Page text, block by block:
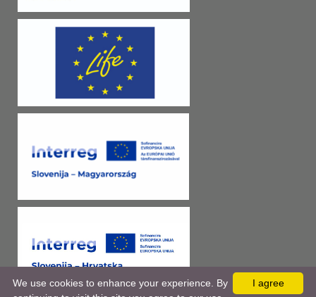
I agree
We use cookies to enhance your experience. By